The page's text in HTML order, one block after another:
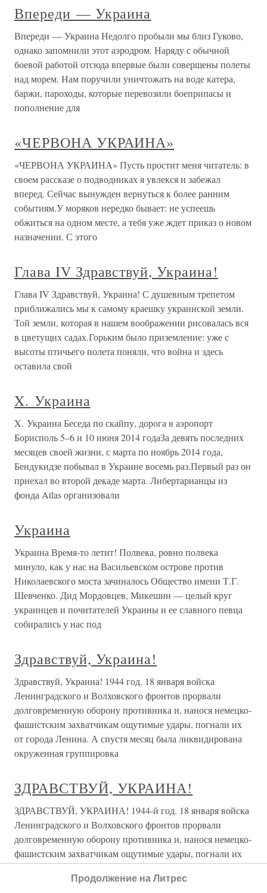
Впереди — Украина
Впереди — Украина Недолго пробыли мы близ Гуково,
однако запомнили этот аэродром. Наряду с обычной
боевой работой отсюда впервые были совершены полеты
над морем. Нам поручили уничтожать на воде катера,
баржи, пароходы, которые перевозили боеприпасы и
пополнение для
«ЧЕРВОНА УКРАИНА»
«ЧЕРВОНА УКРАИНА» Пусть простит меня читатель: в
своем рассказе о подводниках я увлекся и забежал
вперед. Сейчас вынужден вернуться к более ранним
событиям.У моряков нередко бывает: не успеешь
обжиться на одном месте, а тебя уже ждет приказ о новом
назначении. С этого
Глава IV Здравствуй, Украина!
Глава IV Здравствуй, Украина! С душевным трепетом
приближались мы к самому краешку украинской земли.
Той земли, которая в нашем воображении рисовалась вся
в цветущих садах.Горьким было приземление: уже с
высоты птичьего полета поняли, что война и здесь
оставила свой
X. Украина
X. Украина Беседа по скайпу, дорога в аэропорт
Борисполь 5–6 и 10 июня 2014 годаЗа девять последних
месяцев своей жизни, с марта по ноябрь 2014 года,
Бендукидзе побывал в Украине восемь раз.Первый раз он
приехал во второй декаде марта. Либертарианцы из
фонда Atlas организовали
Украина
Украина Время-то летит! Полвека, ровно полвека
минуло, как у нас на Васильевском острове против
Николаевского моста зачиналось Общество имени Т.Г.
Шевченко. Дид Мордовцев, Микешин — целый круг
украинцев и почитателей Украины и ее славного певца
собирались у нас под
Здравствуй, Украина!
Здравствуй, Украина! 1944 год. 18 января войска
Ленинградского и Волховского фронтов прорвали
долговременную оборону противника и, нанося немецко-
фашистским захватчикам ощутимые удары, погнали их
от города Ленина. А спустя месяц была ликвидирована
окруженная группировка
ЗДРАВСТВУЙ, УКРАИНА!
ЗДРАВСТВУЙ, УКРАИНА! 1944-й год. 18 января войска
Ленинградского и Волховского фронтов прорвали
долговременную оборону противника и, нанося немецко-
фашистским захватчикам ощутимые удары, погнали их
от города Ленина. А спустя месяц была ликвидирована
окруженная группировкаПродолжение на Литрес